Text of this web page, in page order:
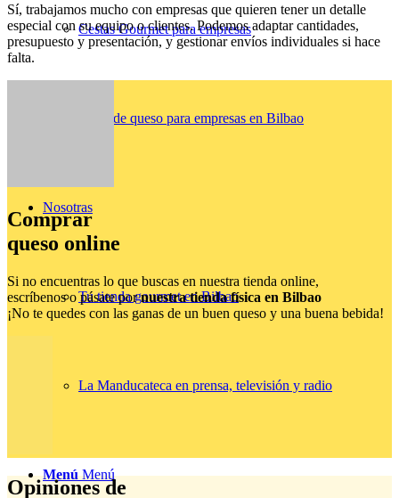
Cestas Gourmet para empresas
Catas de queso para empresas en Bilbao
Nosotras
Tu tienda gourmet en Bilbao
La Manducateca en prensa, televisión y radio
Menú Menú
Sí, trabajamos mucho con empresas que quieren tener un detalle
especial con su equipo o clientes. Podemos adaptar cantidades,
presupuesto y presentación, y gestionar envíos individuales si hace
falta.
Comprar
queso online
Si no encuentras lo que buscas en nuestra tienda online,
escríbenos o pásate pornuestra tienda física en Bilbao
¡No te quedes con las ganas de un buen queso y una buena bebida!
Opiniones de